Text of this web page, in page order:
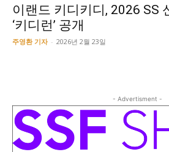
이랜드 키디키디, 2026 SS
‘키디런’ 공개
주영환 기자 - 2026년 2월 23일
- Advertisment -